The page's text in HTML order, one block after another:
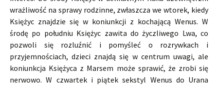
wrażliwość na sprawy rodzinne, zwłaszcza we wtorek, kiedy
Księżyc znajdzie się w koniunkcji z kochającą Wenus. W
środę po południu Księżyc zawita do życzliwego Lwa, co
pozwoli się rozluźnić i pomyśleć o rozrywkach i
przyjemnościach, dzieci znajdą się w centrum uwagi, ale
koniunkcja Księżyca z Marsem może sprawić, że zrobi się
nerwowo. W czwartek i piątek sekstyl Wenus do Urana